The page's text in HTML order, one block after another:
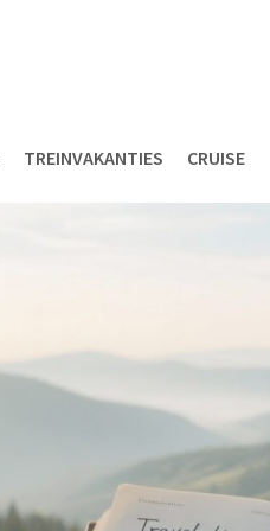
TREINVAKANTIES CRUISE